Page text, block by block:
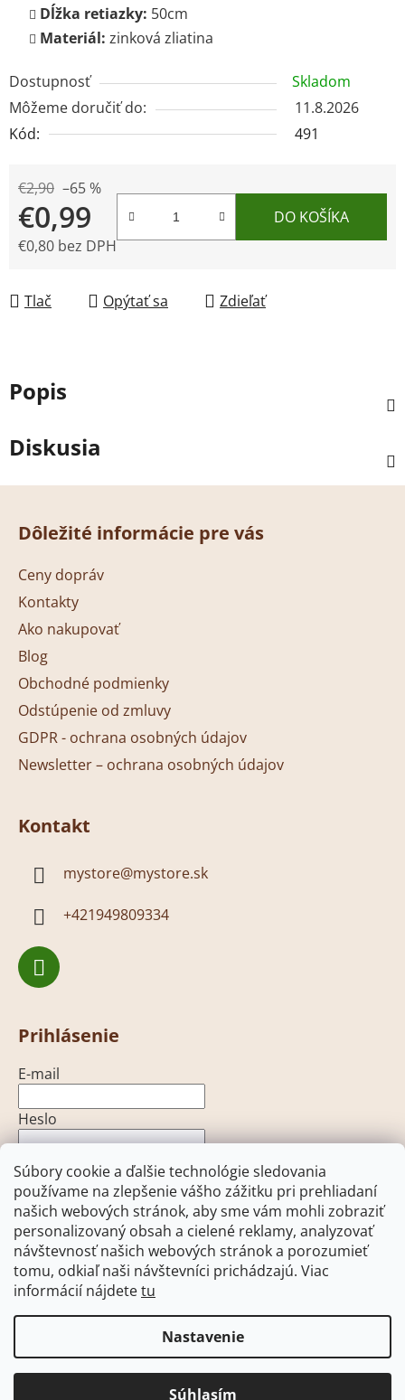
Súbory cookie a ďalšie technológie sledovania
používame na zlepšenie vášho zážitku pri prehliadaní
našich webových stránok, aby sme vám mohli zobraziť
personalizovaný obsah a cielené reklamy, analyzovať
návštevnosť našich webových stránok a porozumieť
tomu, odkiaľ naši návštevníci prichádzajú. Viac
informácií nájdetetu
Nastavenie
Súhlasím
Dĺžka retiazky: 50cm
Materiál: zinková zliatina
Dostupnosť
Skladom
Môžeme doručiť do:
11.8.2026
Kód:
491
€2,90 –65 %
€0,99
€0,80 bez DPH
DO KOŠÍKA
Tlač Opýtať sa Zdieľať
Popis
Diskusia
Z
Dôležité informácie pre vás
Ceny dopráv
Kontakty
Ako nakupovať
Blog
Obchodné podmienky
Odstúpenie od zmluvy
GDPR - ochrana osobných údajov
Newsletter – ochrana osobných údajov
Kontakt
mystore@mystore.sk
+421949809334
Prihlásenie
E-mail
Heslo
PRIHLÁSIŤ SA
Nová registrácia Zabudnuté heslo
Heureka.sk Facebook Pohony brán - open-gate.sk
Pohony brán - open-gate.cz